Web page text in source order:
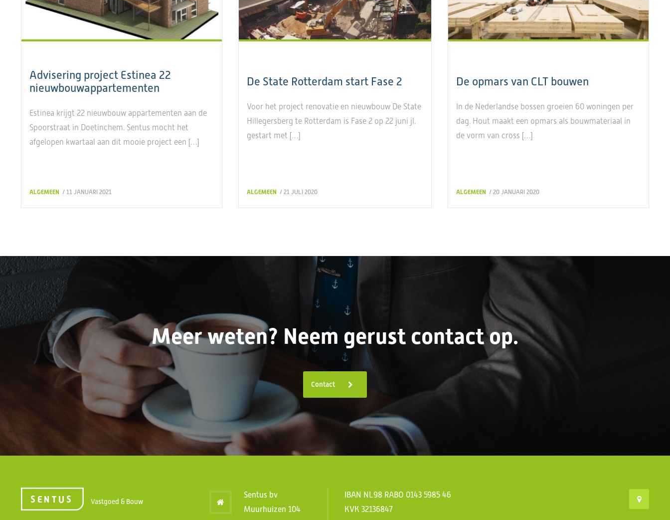
Advisering project Estinea 22
nieuwbouwappartementen
Estinea krijgt 22 nieuwbouw appartementen aan de
Spoorstraat in Doetinchem. Sentus mocht het
afgelopen kwartaal aan dit mooie project een […]
ALGEMEEN / 11 JANUARI 2021
De State Rotterdam start Fase 2
Voor het project renovatie en nieuwbouw De State
Hillegersberg te Rotterdam is Fase 2 op 22 juni jl.
gestart met […]
ALGEMEEN / 21 JULI 2020
De opmars van CLT bouwen
In de Nederlandse bossen groeien 60 woningen per
dag. Hout maakt een opmars als bouwmateriaal in
de vorm van cross […]
ALGEMEEN / 20 JANUARI 2020
Meer weten? Neem gerust contact op.
Contact
Vastgoed & Bouw
Sentus bv
Muurhuizen 104
IBAN NL98 RABO 0143 5985 46
KVK 32136847